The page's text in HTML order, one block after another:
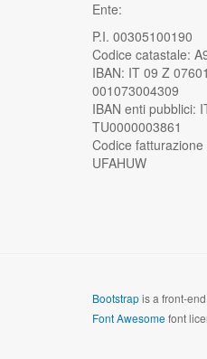
Ente:
P.I. 00305100190
Codice catastale:
IBAN: IT 09 Z
001073004309
IBAN enti pubblici:
TU0000003861
Codice
UFAHUW
Bootstrapis a front-
Font Awesomefont